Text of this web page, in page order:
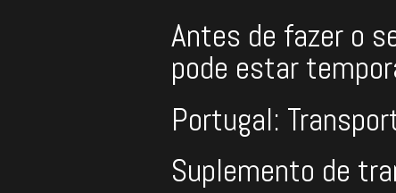
Antes de fazer o
pode estar
Portugal:
Suplemento de